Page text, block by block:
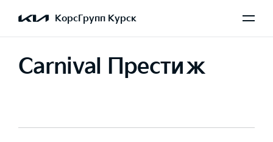
КорсГрупп Курск
Carnival Престиж